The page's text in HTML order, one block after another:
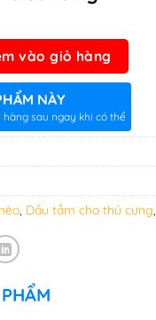
vào giỏ hàng
NÀY
sau ngay khi có thể
, Dầu tắm cho thú cưng,